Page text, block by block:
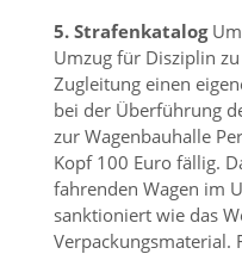
5. StrafenkatalogUm
Umzug für Disziplin
Zugleitung einen
bei der Überführung
zur Wagenbauhalle
Kopf 100 Euro fällig.
fahrenden Wagen im
sanktioniert wie das
Verpackungsmaterial.